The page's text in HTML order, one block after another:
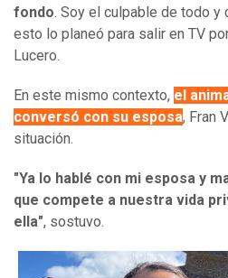
fondo. Soy el culpable de todo y
esto lo planeó para salir en TV
Lucero.
En este mismo contexto, el
conversó con su esposa, Fran
situación.
"Ya lo hablé con mi esposa y
que compete a nuestra vida
ella", sostuvo.